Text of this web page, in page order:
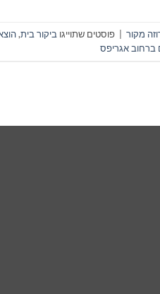
מקור פוסטים שתוייגו ביקור בית,
ברחוב אגריפס